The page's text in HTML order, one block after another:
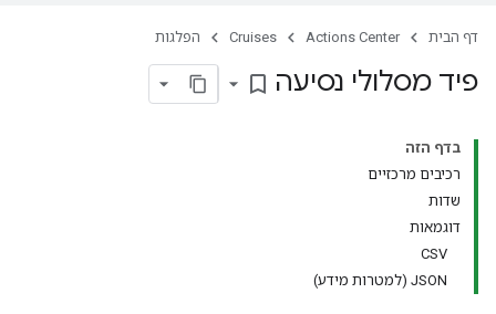
דף הבית Actions Center
Cruises הפלגות
פיד מסלולי נסיעה bookmark_border
בדף הזה
רכיבים מרכזיים
שדות
דוגמאות
CSV
‫JSON (למטרות מידע)